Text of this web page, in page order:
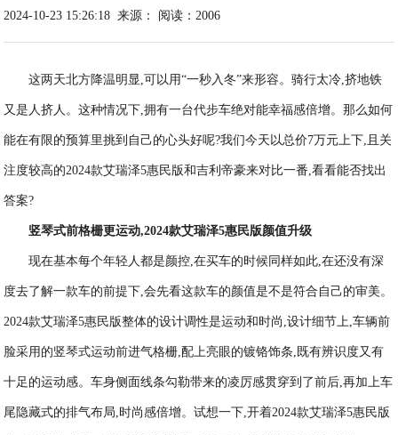
2024-10-23 15:26:18 来源： 阅读：2006
这两天北方降温明显,可以用“一秒入冬”来形容。骑行太冷,挤地铁
又是人挤人。这种情况下,拥有一台代步车绝对能幸福感倍增。那么如何
能在有限的预算里挑到自己的心头好呢?我们今天以总价7万元上下,且关
注度较高的2024款艾瑞泽5惠民版和吉利帝豪来对比一番,看看能否找出
答案?
竖琴式前格栅更运动,2024款艾瑞泽5惠民版颜值升级
现在基本每个年轻人都是颜控,在买车的时候同样如此,在还没有深
度去了解一款车的前提下,会先看这款车的颜值是不是符合自己的审美。
2024款艾瑞泽5惠民版整体的设计调性是运动和时尚,设计细节上,车辆前
脸采用的竖琴式运动前进气格栅,配上亮眼的镀铬饰条,既有辨识度又有
十足的运动感。车身侧面线条勾勒带来的凌厉感贯穿到了前后,再加上车
尾隐藏式的排气布局,时尚感倍增。试想一下,开着2024款艾瑞泽5惠民版